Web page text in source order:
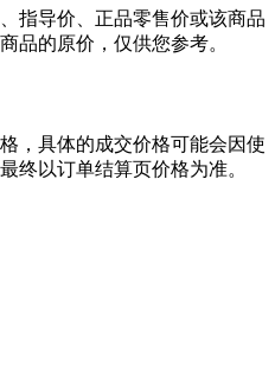
指导价、正品零售价或该商品
品的原价，仅供您参考。
，具体的成交价格可能会因使
终以订单结算页价格为准。